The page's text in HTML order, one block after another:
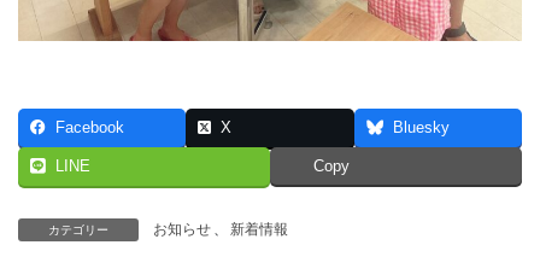
Facebook X Bluesky
LINE Copy
カテゴリー お知らせ 、 新着情報